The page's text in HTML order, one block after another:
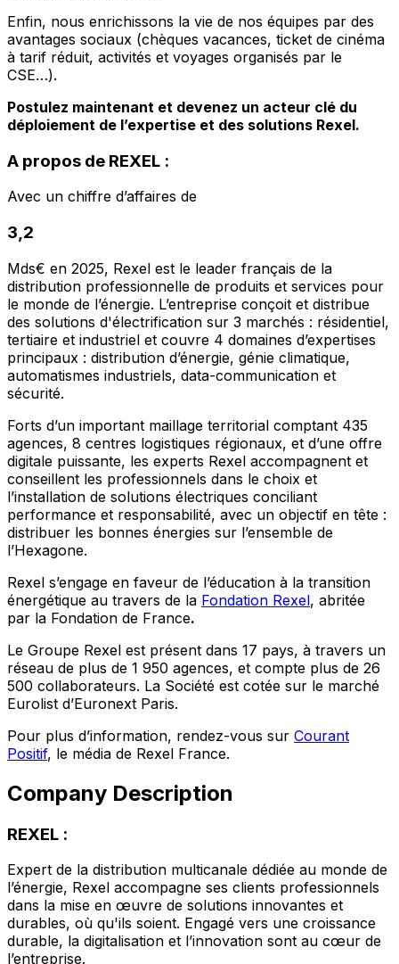
Enfin, nous enrichissons la vie de nos équipes par des
avantages sociaux (chèques vacances, ticket de cinéma
à tarif réduit, activités et voyages organisés par le
CSE…).
Postulez maintenant et devenez un acteur clé du
déploiement de l’expertise et des solutions Rexel.
A propos de REXEL :
Avec un chiffre d’affaires de
3,2
Mds€ en 2025, Rexel est le leader français de la
distribution professionnelle de produits et services pour
le monde de l’énergie. L’entreprise conçoit et distribue
des solutions d'électrification sur 3 marchés : résidentiel,
tertiaire et industriel et couvre 4 domaines d’expertises
principaux : distribution d’énergie, génie climatique,
automatismes industriels, data-communication et
sécurité.
Forts d’un important maillage territorial comptant 435
agences, 8 centres logistiques régionaux, et d’une offre
digitale puissante, les experts Rexel accompagnent et
conseillent les professionnels dans le choix et
l’installation de solutions électriques conciliant
performance et responsabilité, avec un objectif en tête :
distribuer les bonnes énergies sur l’ensemble de
l’Hexagone.
Rexel s’engage en faveur de l’éducation à la transition
énergétique au travers de la Fondation Rexel, abritée
par la Fondation de France.
Le Groupe Rexel est présent dans 17 pays, à travers un
réseau de plus de 1 950 agences, et compte plus de 26
500 collaborateurs. La Société est cotée sur le marché
Eurolist d’Euronext Paris.
Pour plus d’information, rendez-vous sur Courant
Positif, le média de Rexel France.
Company Description
REXEL :
Expert de la distribution multicanale dédiée au monde de
l’énergie, Rexel accompagne ses clients professionnels
dans la mise en œuvre de solutions innovantes et
durables, où qu'ils soient. Engagé vers une croissance
durable, la digitalisation et l’innovation sont au cœur de
l’entreprise.